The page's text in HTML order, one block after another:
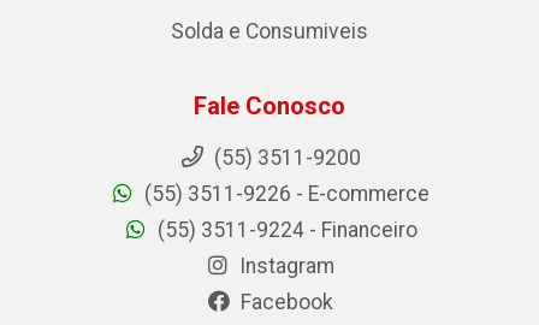
Solda e Consumiveis
Fale Conosco
(55) 3511-9200
(55) 3511-9226 - E-commerce
(55) 3511-9224 - Financeiro
Instagram
Facebook